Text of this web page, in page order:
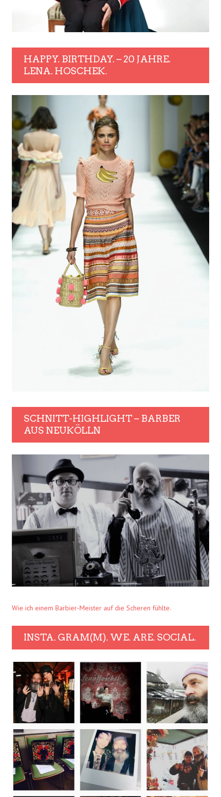
HAPPY. BIRTHDAY. – 20 JAHRE.
LENA. HOSCHEK.
SCHNITT-HIGHLIGHT – BARBER
AUS NEUKÖLLN
Wie ich einem Barbier-Meister auf die Scheren fühlte.
INSTA. GRAM(M). WE. ARE. SOCIAL.